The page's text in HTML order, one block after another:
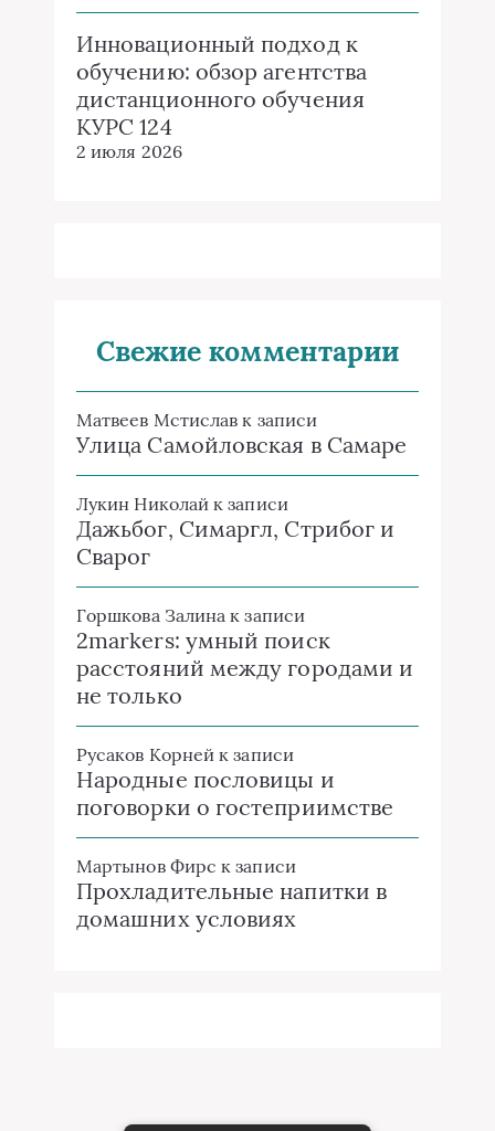
Инновационный подход к
обучению: обзор агентства
дистанционного обучения
КУРС 124
2 июля 2026
Свежие комментарии
Матвеев Мстислав к записи
Улица Самойловская в Самаре
Лукин Николай к записи
Дажьбог, Симаргл, Стрибог и
Сварог
Горшкова Залина к записи
2markers: умный поиск
расстояний между городами и
не только
Русаков Корней к записи
Народные пословицы и
поговорки о гостеприимстве
Мартынов Фирс к записи
Прохладительные напитки в
домашних условиях